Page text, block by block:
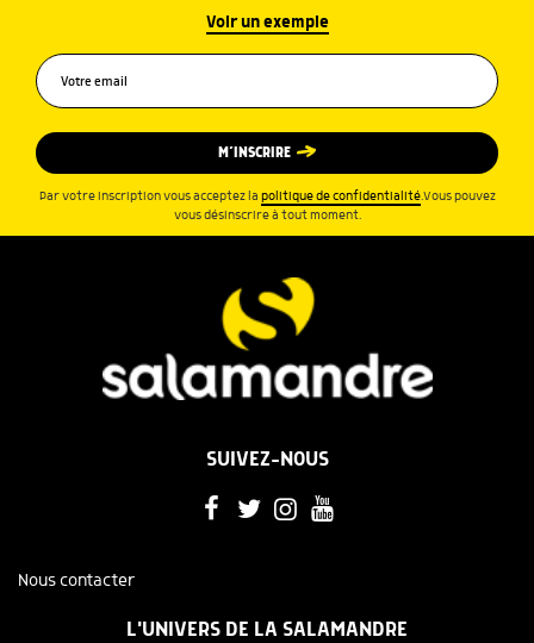
Voir un exemple
M’INSCRIRE
Par votre inscription vous acceptez la politique de confidentialité.Vous pouvez
vous désinscrire à tout moment.
SUIVEZ-NOUS
Nous contacter
L'UNIVERS DE LA SALAMANDRE